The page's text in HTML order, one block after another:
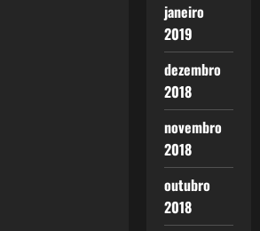
janeiro
2019
dezembro
2018
novembro
2018
outubro
2018